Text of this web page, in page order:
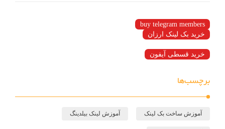
buy telegram members
خرید بک لینک ارزان
خرید قسطی آیفون
برچسب‌ها
آموزش ساخت بک لینک آموزش لینک بیلدینگ